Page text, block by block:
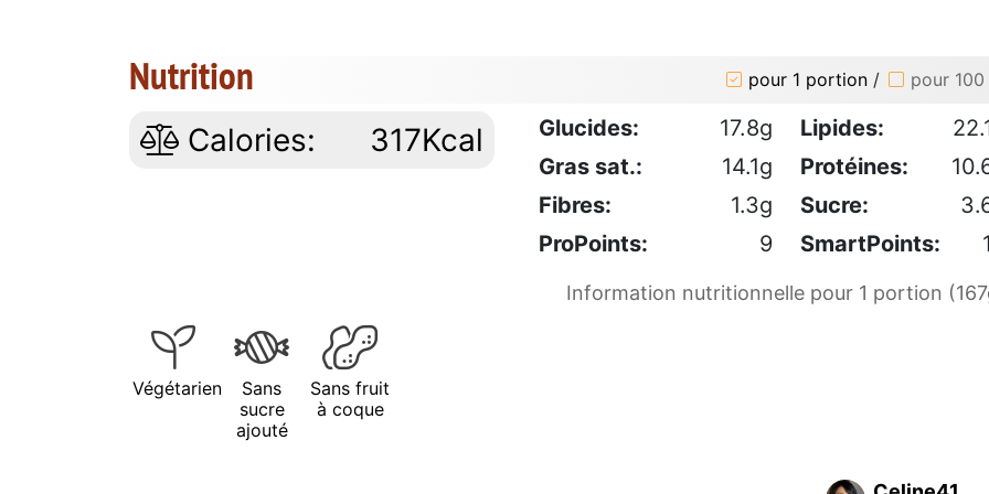
Nutrition pour 1 portion / pour 100
Calories: 317Kcal Glucides: 17.8g Lipides:
Gras sat.:
14.1g Protéines:
Fibres:
1.3g Sucre:
ProPoints:
9 SmartPoints:
Information nutritionnelle pour 1 portion
Végétarien
Sans
sucre
ajouté
Sans fruit
à coque